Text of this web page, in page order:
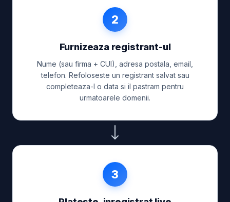
2
Furnizeaza registrant-ul
Nume (sau firma + CUI), adresa postala, email,
telefon. Refoloseste un registrant salvat sau
completeaza-l o data si il pastram pentru
urmatoarele domenii.
3